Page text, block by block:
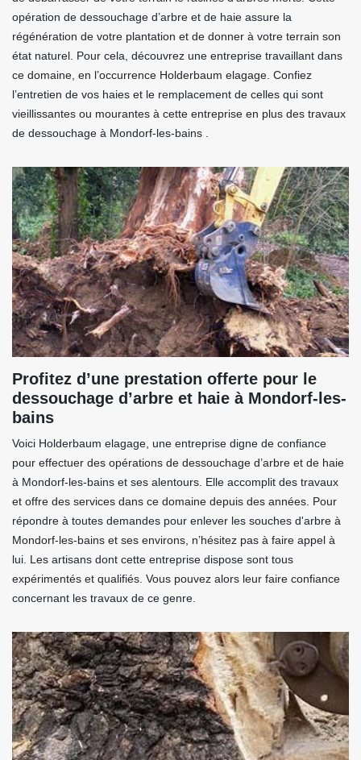
opération de dessouchage d’arbre et de haie assure la
régénération de votre plantation et de donner à votre terrain son
état naturel. Pour cela, découvrez une entreprise travaillant dans
ce domaine, en l’occurrence Holderbaum elagage. Confiez
l’entretien de vos haies et le remplacement de celles qui sont
vieillissantes ou mourantes à cette entreprise en plus des travaux
de dessouchage à Mondorf-les-bains .
Profitez d’une prestation offerte pour le
dessouchage d’arbre et haie à Mondorf-les-
bains
Voici Holderbaum elagage, une entreprise digne de confiance
pour effectuer des opérations de dessouchage d’arbre et de haie
à Mondorf-les-bains et ses alentours. Elle accomplit des travaux
et offre des services dans ce domaine depuis des années. Pour
répondre à toutes demandes pour enlever les souches d'arbre à
Mondorf-les-bains et ses environs, n’hésitez pas à faire appel à
lui. Les artisans dont cette entreprise dispose sont tous
expérimentés et qualifiés. Vous pouvez alors leur faire confiance
concernant les travaux de ce genre.